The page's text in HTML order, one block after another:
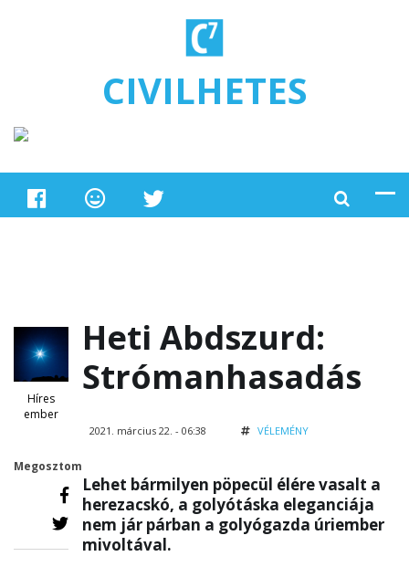
CIVILHETES
Híres
ember
Megosztom
Heti Abdszurd:
Strómanhasadás
2021. március 22. - 06:38 VÉLEMÉNY
Lehet bármilyen pöpecül élére vasalt a
herezacskó, a golyótáska eleganciája
nem jár párban a golyógazda úriember
mivoltával.